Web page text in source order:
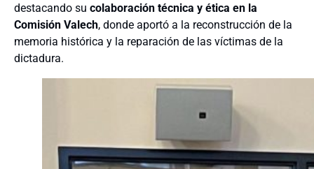
destacando su colaboración técnica y ética en la
Comisión Valech, donde aportó a la reconstrucción de la
memoria histórica y la reparación de las víctimas de la
dictadura.